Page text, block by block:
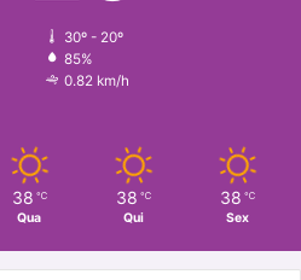
30º - 20º
85%
0.82 km/h
38 ℃
Qua
38 ℃
Qui
38 ℃
Sex